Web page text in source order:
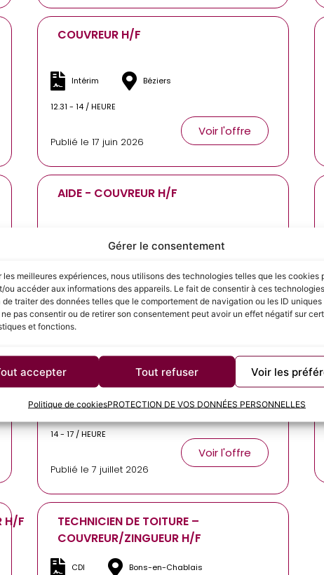
Gérer le consentement
les meilleures expériences, nous utilisons des technologies telles que les cookies
ou accéder aux informations des appareils. Le fait de consentir à ces
de traiter des données telles que le comportement de navigation ou les ID uniques
pas consentir ou de retirer son consentement peut avoir un effet négatif sur
et fonctions.
accepter Tout refuser Voir les
Politique de cookiesPROTECTION DE VOS DONNÉES PERSONNELLES
COUVREUR H/F
Intérim Béziers
12.31 - 14 / HEURE
Publié le 17 juin 2026
Voir l'offre
AIDE - COUVREUR H/F
Publié le 3 août 2026
Voir l'offre
CHEF D'EQUIPE COUVREUR H/F
Aubance
14 - 17 / HEURE
Publié le 7 juillet 2026
Voir l'offre
H/F
TECHNICIEN DE TOITURE –
COUVREUR/ZINGUEUR H/F
CDI Bons-en-Chablais